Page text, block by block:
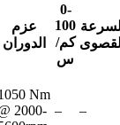
عزم
الدوران
0-
100
كم/
س
Nm
2000- – –